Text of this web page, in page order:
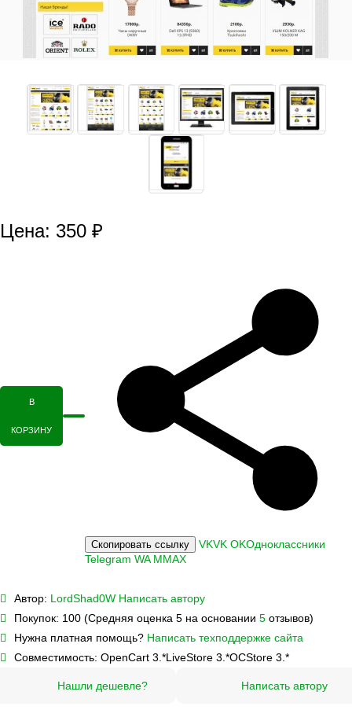
Цена: 350 ₽
В
КОРЗИНУ
Скопировать ссылку VKVK OKОдноклассники
Telegram WA MMAX
Автор: LordShad0W Написать автору
Покупок: 100 (Средняя оценка 5 на основании 5 отзывов)
Нужна платная помощь? Написать техподдержке сайта
Совместимость: OpenCart 3.*LiveStore 3.*OCStore 3.*
Нашли дешевле? Написать автору